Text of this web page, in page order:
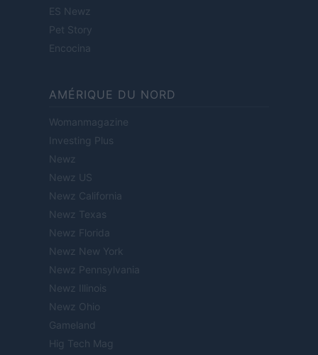
ES Newz
Pet Story
Encocina
AMÉRIQUE DU NORD
Womanmagazine
Investing Plus
Newz
Newz US
Newz California
Newz Texas
Newz Florida
Newz New York
Newz Pennsylvania
Newz Illinois
Newz Ohio
Gameland
Hig Tech Mag